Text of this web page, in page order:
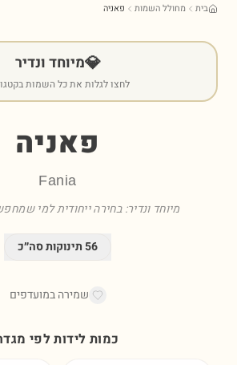
בית מחולל השמות פאניה
💎מיוחד ונדיר
לחצו לגלות את כל השמות
פאניה
Fania
מיוחד ונדיר: בחירה ייחודית למי
56תינוקות סה״כ
שמירה במועדפים
כמות לידות לפי